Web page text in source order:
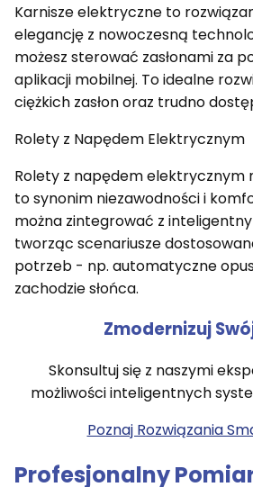
Karnisze elektryczne to
elegancję z nowoczesną
możesz sterować zasłonami za
aplikacji mobilnej. To idealne
ciężkich zasłon oraz trudno
Rolety z Napędem Elektrycznym
Rolety z napędem elektrycznym
to synonim niezawodności i
można zintegrować z
tworząc scenariusze
potrzeb - np. automatyczne
zachodzie słońca.
Zmodernizuj
Skonsultuj się z naszymi
możliwości inteligentnych
Poznaj Rozwiązania
Profesjonalny